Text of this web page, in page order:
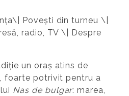
Povești din turneu \|
radio, TV \| Despre
un oraș atins de
foarte potrivit pentru a
Nas de bulgar: marea,